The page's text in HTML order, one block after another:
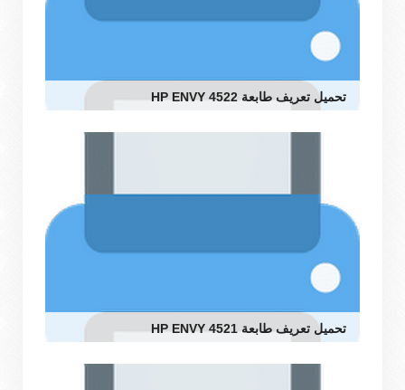
تحميل تعريف طابعة HP ENVY 4522
تحميل تعريف طابعة HP ENVY 4521